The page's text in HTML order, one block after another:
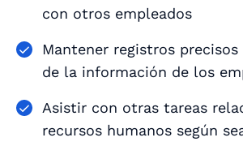
con otros empleados
Mantener registros
de la información de los
Asistir con otras tareas
recursos humanos según